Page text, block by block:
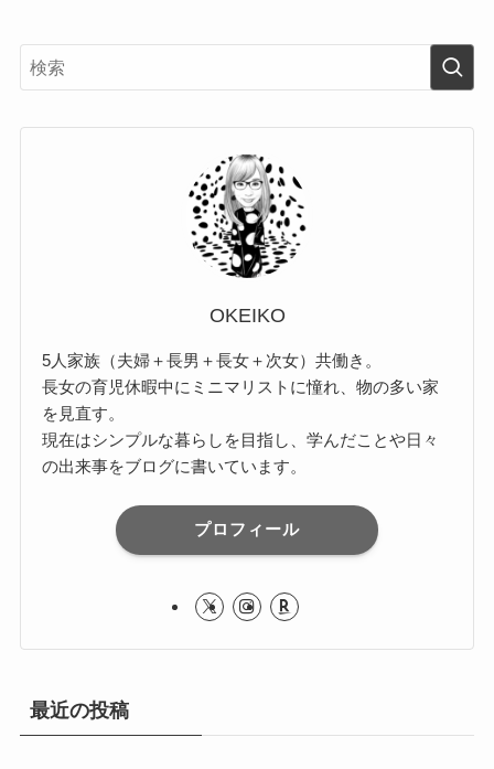
OKEIKO
5人家族（夫婦＋長男＋長女＋次女）共働き。
長女の育児休暇中にミニマリストに憧れ、物の多い家
を見直す。
現在はシンプルな暮らしを目指し、学んだことや日々
の出来事をブログに書いています。
プロフィール
最近の投稿